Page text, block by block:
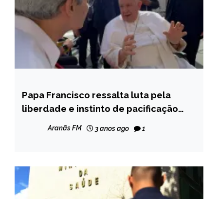
INTERNACIONAL
MINAS
Papa Francisco ressalta luta pela
liberdade e instinto de pacificação
Aranãs FM 3 anos ago 1